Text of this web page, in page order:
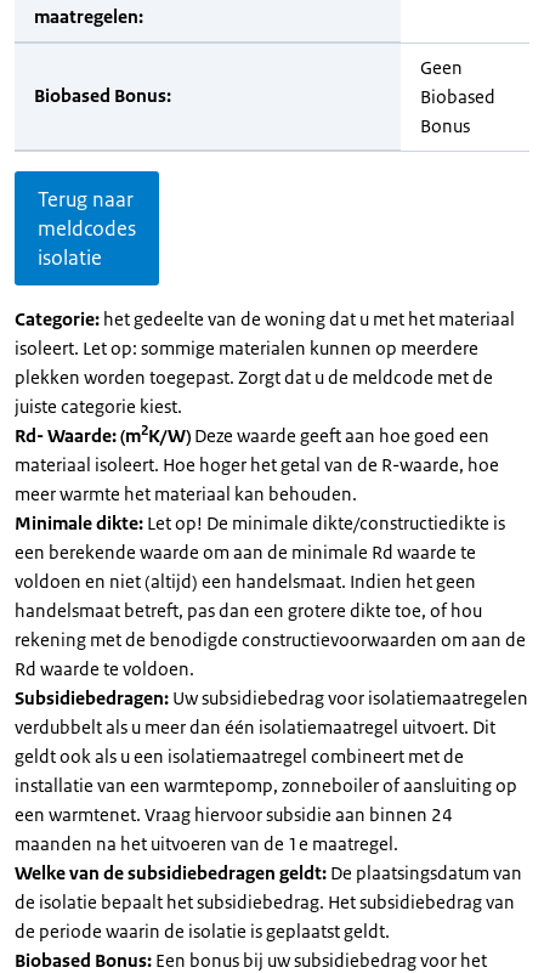
maatregelen:
Biobased Bonus:
Geen
Biobased
Bonus
Terug naar
meldcodes
isolatie
Categorie: het gedeelte van de woning dat u met het materiaal
isoleert. Let op: sommige materialen kunnen op meerdere
plekken worden toegepast. Zorgt dat u de meldcode met de
juiste categorie kiest.
Rd- Waarde: (m2K/W) Deze waarde geeft aan hoe goed een
materiaal isoleert. Hoe hoger het getal van de R-waarde, hoe
meer warmte het materiaal kan behouden.
Minimale dikte: Let op! De minimale dikte/constructiedikte is
een berekende waarde om aan de minimale Rd waarde te
voldoen en niet (altijd) een handelsmaat. Indien het geen
handelsmaat betreft, pas dan een grotere dikte toe, of hou
rekening met de benodigde constructievoorwaarden om aan de
Rd waarde te voldoen.
Subsidiebedragen: Uw subsidiebedrag voor isolatiemaatregelen
verdubbelt als u meer dan één isolatiemaatregel uitvoert. Dit
geldt ook als u een isolatiemaatregel combineert met de
installatie van een warmtepomp, zonneboiler of aansluiting op
een warmtenet. Vraag hiervoor subsidie aan binnen 24
maanden na het uitvoeren van de 1e maatregel.
Welke van de subsidiebedragen geldt: De plaatsingsdatum van
de isolatie bepaalt het subsidiebedrag. Het subsidiebedrag van
de periode waarin de isolatie is geplaatst geldt.
Biobased Bonus: Een bonus bij uw subsidiebedrag voor het